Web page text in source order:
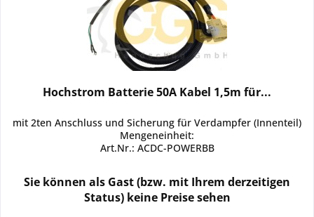
Hochstrom Batterie 50A Kabel 1,5m für...
mit 2ten Anschluss und Sicherung für Verdampfer (Innenteil)
Mengeneinheit:
Art.Nr.: ACDC-POWERBB
Sie können als Gast (bzw. mit Ihrem derzeitigen
Status) keine Preise sehen